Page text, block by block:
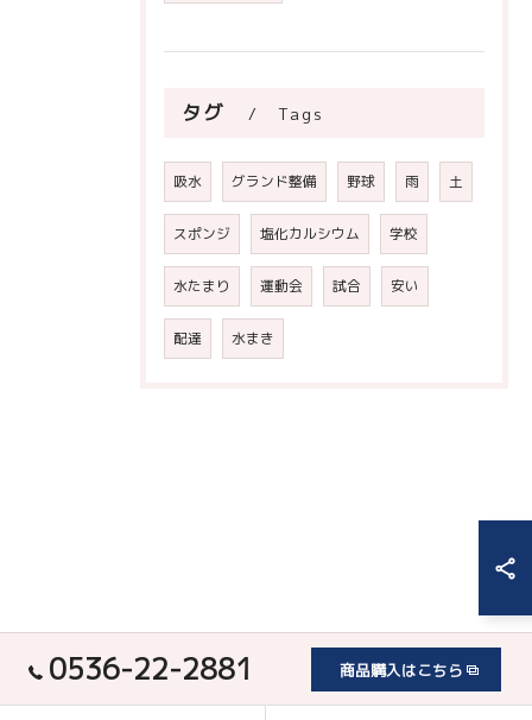
タグ Tags
吸水 グランド整備 野球 雨 土
スポンジ 塩化カルシウム 学校
水たまり 運動会 試合 安い
配達 水まき
0536-22-2881 商品購入はこちら